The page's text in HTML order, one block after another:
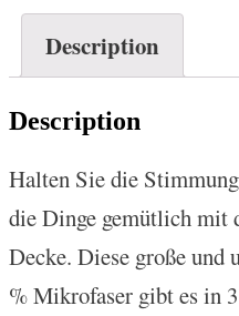
Description
Description
Halten Sie die
die Dinge gemütlich mit
Decke. Diese große und
% Mikrofaser gibt es in